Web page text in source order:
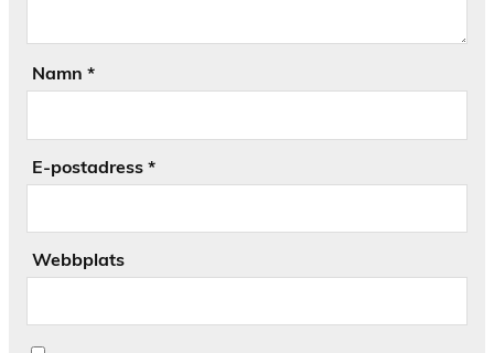
Namn *
E-postadress *
Webbplats